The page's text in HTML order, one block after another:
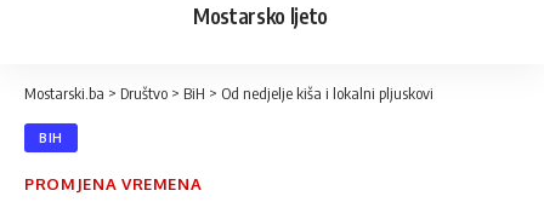
Mostarsko ljeto
Mostarski.ba > Društvo > BiH > Od nedjelje kiša i lokalni pljuskovi
BIH
PROMJENA VREMENA